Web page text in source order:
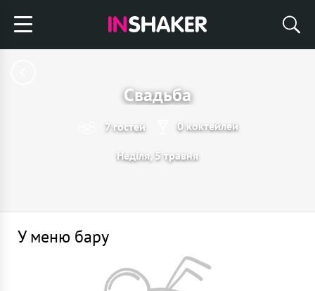
Свадьба
7 гостей 0 коктейлей
Неділя, 5 травня
У меню бару